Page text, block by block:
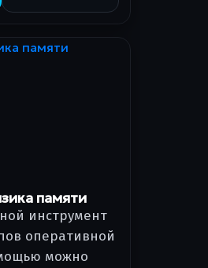
памяти
инструмент
оперативной
можно